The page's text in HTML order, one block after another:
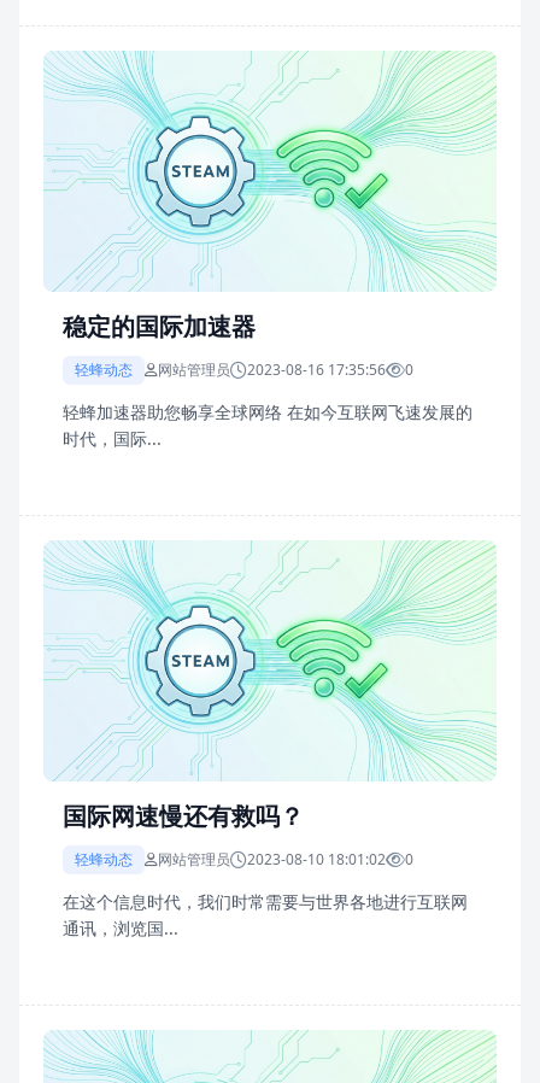
稳定的国际加速器
轻蜂动态 网站管理员 2023-08-16 17:35:56 0
轻蜂加速器助您畅享全球网络 在如今互联网飞速发展的
时代，国际...
国际网速慢还有救吗？
轻蜂动态 网站管理员 2023-08-10 18:01:02 0
在这个信息时代，我们时常需要与世界各地进行互联网
通讯，浏览国...